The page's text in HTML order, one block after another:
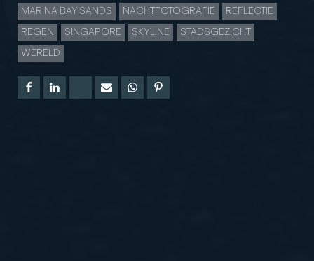
MARINA BAY SANDS NACHTFOTOGRAFIE REFLECTIE
REGEN SINGAPORE SKYLINE STADSGEZICHT
WERELD